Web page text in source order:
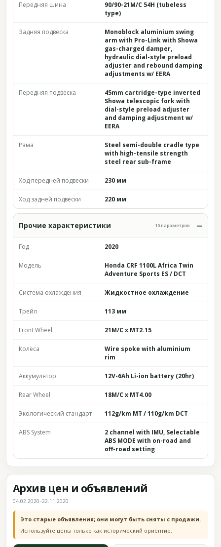
Передняя шина
90/90-21M/C 54H (tubeless
type)
Задняя подвеска
Monoblock aluminium swing
arm with Pro-Link with Showa
gas-charged damper,
hydraulic dial-style preload
adjuster and rebound damping
adjustments w/ EERA
Передняя подвеска
45mm cartridge-type inverted
Showa telescopic fork with
dial-style preload adjuster
and damping adjustment w/
EERA
Рама
Steel semi-double cradle type
with high-tensile strength
steel rear sub-frame
Ход передней подвески 230 мм
Ход задней подвески 220 мм
Прочие характеристики 10 параметров
Год 2020
Модель
Honda CRF 1100L Africa Twin
Adventure Sports ES / DCT
Система охлаждения Жидкостное охлаждение
Трейл 113 мм
Front Wheel 21M/C x MT2.15
Колёса
Wire spoke with aluminium
rim
Аккумулятор 12V-6Ah Li-ion battery (20hr)
Rear Wheel 18M/C x MT4.00
Экологический стандарт 112g/km MT / 110g/km DCT
ABS System
2 channel with IMU, Selectable
ABS MODE with on-road and
off-road setting
Архив цен и объявлений
04.02.2020–22.11.2020
Это старые объявления; они могут быть сняты с продажи.
Используйте цены только как исторический ориентир.